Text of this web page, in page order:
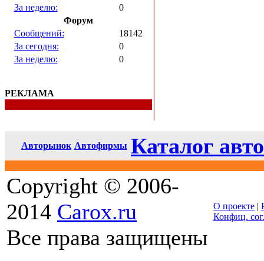
За неделю:
0
Форум
Сообщений:
18142
За сегодня:
0
За неделю:
0
РЕКЛАМА
Авторынок Автофирмы Каталог
Copyright © 2006-
2014 Carox.ru
Все права защищены
О проекте |
Конфиц.